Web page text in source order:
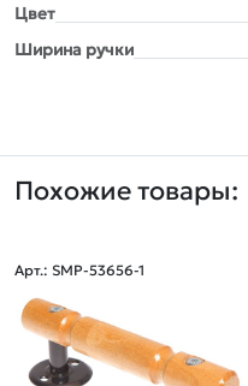
Цвет
Ширина ручки
Похожие товары:
Арт.: SMP-53656-1